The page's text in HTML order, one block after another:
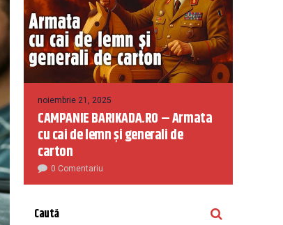
noiembrie 21, 2025
CAMPANIE BARIKADA.RO – Armata
cu cai de lemn și generali de
carton
0 Comentariu